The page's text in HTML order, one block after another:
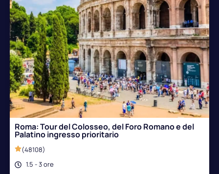
Roma: Tour del Colosseo, del Foro Romano e del
Palatino ingresso prioritario
(48108)
1.5 - 3 ore